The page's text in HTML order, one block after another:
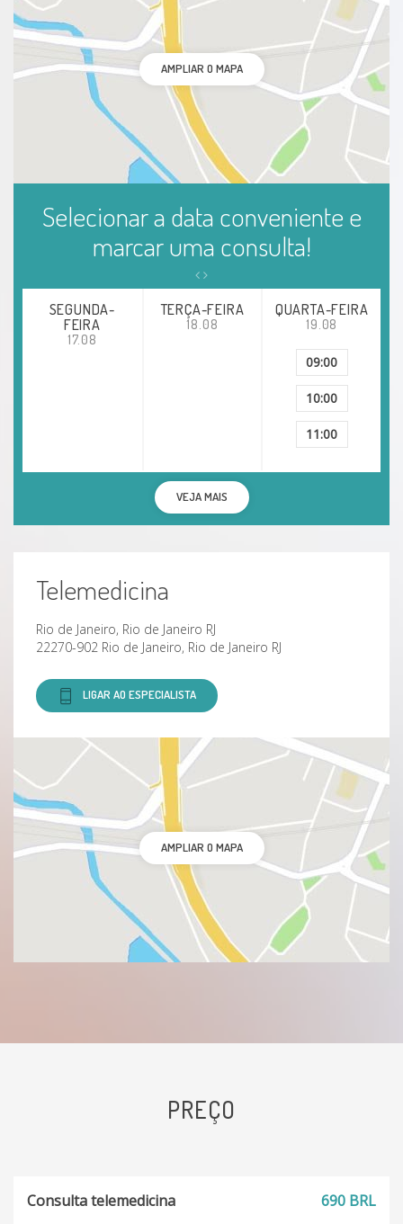
AMPLIAR O MAPA
Selecionar a data conveniente e
marcar uma consulta!
SEGUNDA-
FEIRA
17.08
TERÇA-FEIRA
18.08
QUARTA-FEIRA
19.08
09:00
10:00
11:00
VEJA MAIS
Telemedicina
Rio de Janeiro, Rio de Janeiro RJ
22270-902 Rio de Janeiro, Rio de Janeiro RJ
LIGAR AO ESPECIALISTA
AMPLIAR O MAPA
PREÇO
Consulta telemedicina 690 BRL